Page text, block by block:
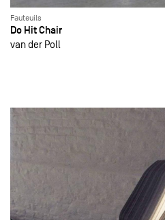
Fauteuils
Do Hit Chair
van der Poll